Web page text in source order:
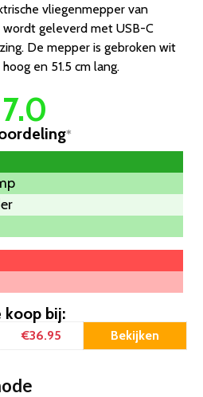
vliegenmepper van
wordt geleverd met USB-C
De mepper is gebroken wit
en 51.5 cm lang.
7.0
*
koop bij:
€36.95 Bekijken